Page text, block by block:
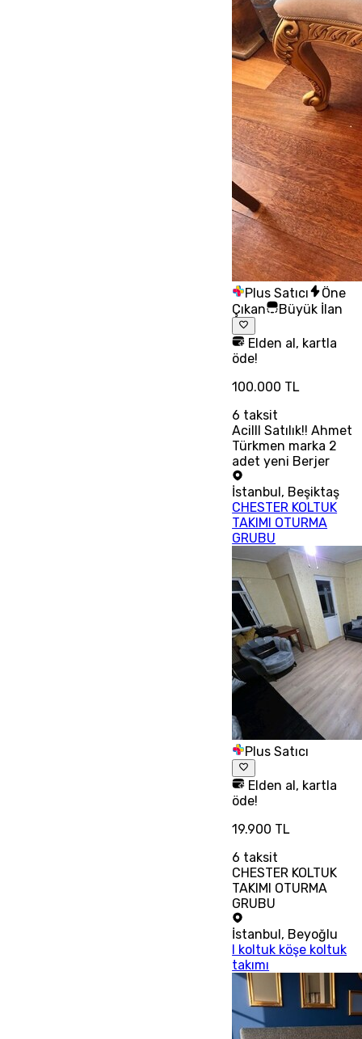
Plus Satıcı
Öne
Çıkan
Büyük İlan
Elden al, kartla
öde!
100.000 TL
6 taksit
Acilll Satılık!! Ahmet
Türkmen marka 2
adet yeni Berjer
İstanbul, Beşiktaş
CHESTER KOLTUK
TAKIMI OTURMA
GRUBU
Plus Satıcı
Elden al, kartla
öde!
19.900 TL
6 taksit
CHESTER KOLTUK
TAKIMI OTURMA
GRUBU
İstanbul , Beyoğlu
l koltuk köşe koltuk
takımı